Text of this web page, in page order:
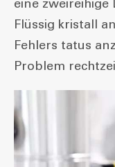
eine zweireihige
Flüssig kristall
Fehlers tatus
Problem